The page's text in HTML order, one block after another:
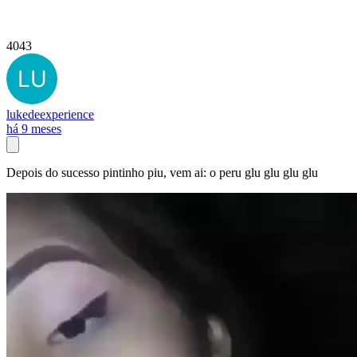
4043
lukedeexperience
há 9 meses
Depois do sucesso pintinho piu, vem ai: o peru glu glu glu glu